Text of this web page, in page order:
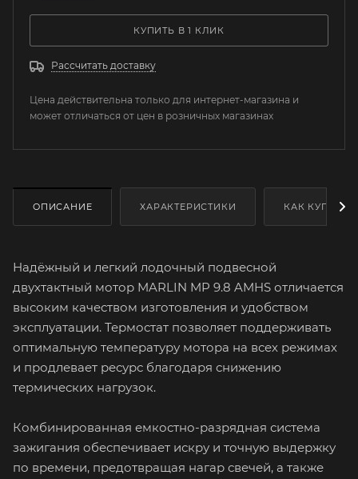
КУПИТЬ В 1 КЛИК
Рассчитать доставку
Цена действительна только для интернет-магазина и
может отличаться от цен в розничных магазинах
ОПИСАНИЕ ХАРАКТЕРИСТИКИ КАК КУПИТЬ
Надёжный и легкий лодочный подвесной
двухтактный мотор MARLIN MP 9.8 AMHS отличается
высоким качеством изготовления и удобством
эксплуатации. Термостат позволяет поддерживать
оптимальную температуру мотора на всех режимах
и продлевает ресурс благодаря снижению
термических нагрузок.
Комбинированная емкостно-разрядная система
зажигания обеспечивает искру и точную выдержку
по времени, предотвращая нагар свечей, а также